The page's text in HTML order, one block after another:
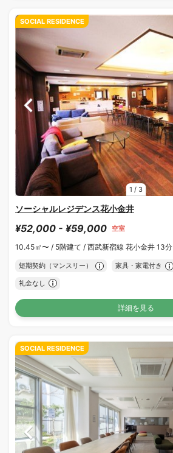
1 / 3
SOCIAL RESIDENCE
ソーシャルレジデンス花小金井
¥52,000 - ¥59,000 空室
10.45㎡〜 / 5階建て / 西武新宿線 花小金井 13分
短期契約（マンスリー） 家具・家電付き
礼金なし
詳細を見る
SOCIAL RESIDENCE